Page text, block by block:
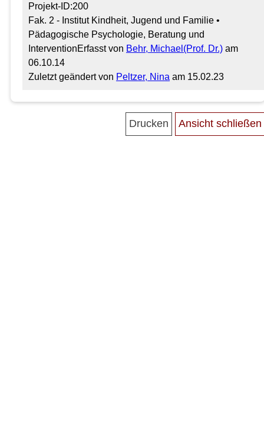
Projekt-ID:200
Fak. 2 - Institut Kindheit, Jugend und Familie •
Pädagogische Psychologie, Beratung und
InterventionErfasst von Behr, Michael(Prof. Dr.) am
06.10.14
Zuletzt geändert von Peltzer, Nina am 15.02.23